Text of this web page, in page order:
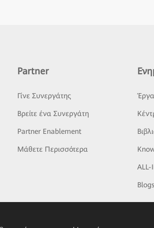
Partner
Γίνε Συνεργάτης
Βρείτε ένα Συνεργάτη
Partner Enablement
Μάθετε Περισσότερα
ALL-
Blogs